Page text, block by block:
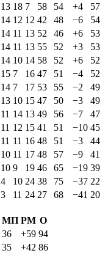
13 18 7 58 54 +4
57
14 12 12 42 48 −6
54
14 11 13 52 46 +6
53
14 11 13 55 52 +3
53
14 10 14 58 52 +6
52
15 7 16 47 51 −4
52
14 7 17 53 55 −2
49
13 10 15 47 50 −3
49
11 14 13 49 56 −7
47
11 12 15 41 51 −10 45
11 11 16 48 51 −3
44
10 11 17 48 57 −9
41
10 9 19 46 65 −19 39
4 10 24 38 75 −37 22
3 11 24 27 68 −41 20
МП РМ О
36 +59 94
35 +42 86